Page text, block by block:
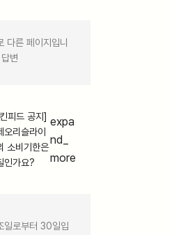
다른 페이지입니
변
피드 공지]
오리슬라이
소비기한은
인가요?
expa
nd_
more
일로부터 30일입